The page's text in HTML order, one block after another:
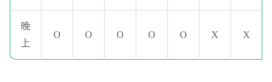
晚
上
O O O O O X X